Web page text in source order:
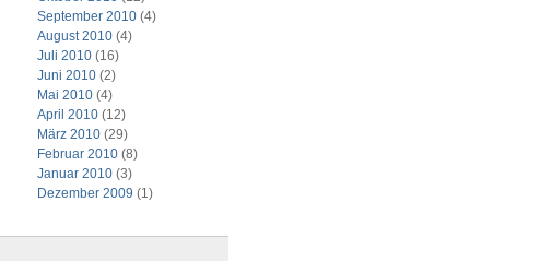
September 2010(4)
August 2010(4)
Juli 2010(16)
Juni 2010(2)
Mai 2010(4)
April 2010(12)
März 2010(29)
Februar 2010(8)
Januar 2010(3)
Dezember 2009 (1)